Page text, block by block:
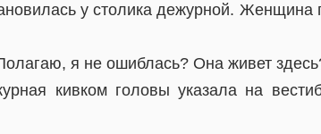
у столика дежурной. Женщина
я не ошиблась? Она живет
кивком головы указала на